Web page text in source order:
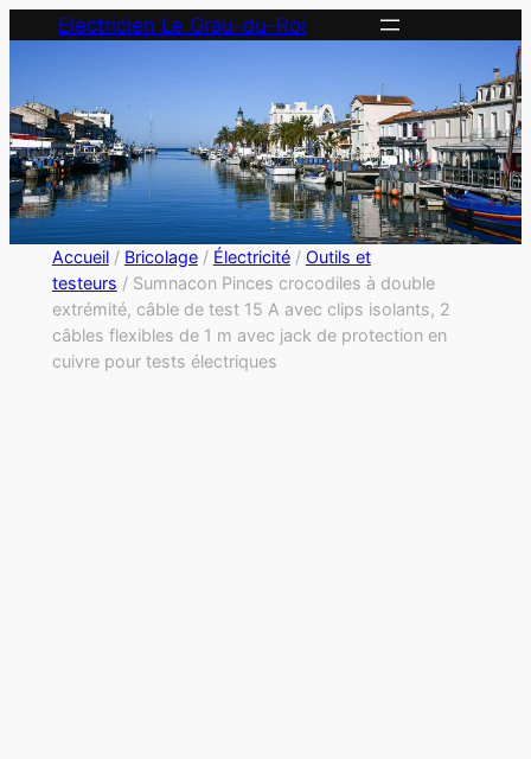
Electricien Le Grau-du-Roi
Accueil/ Bricolage/ Électricité/ Outils et
testeurs / Sumnacon Pinces crocodiles à double
extrémité, câble de test 15 A avec clips isolants, 2
câbles flexibles de 1 m avec jack de protection en
cuivre pour tests électriques